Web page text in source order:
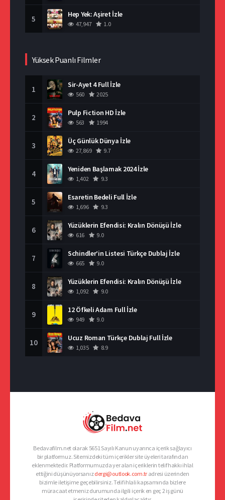
5 Hep Yek: Aşiret İzle
47,947 1.0
Yüksek Puanlı Filmler
1 Sir-Ayet 4 Full İzle
560 2025
2 Pulp Fiction HD İzle
563 1994
3 Üç Günlük Dünya İzle
27,869 9.7
4 Yeniden Başlamak 2024 İzle
1,402 9.3
5 Esaretin Bedeli Full İzle
1,696 9.3
6 Yüzüklerin Efendisi: Kralın Dönüşü İzle
616 9.0
7 Schindler’in Listesi Türkçe Dublaj İzle
665 9.0
8 Yüzüklerin Efendisi: Kralın Dönüşü İzle
1,092 9.0
9 12 Öfkeli Adam Full İzle
949 9.0
10 Ucuz Roman Türkçe Dublaj Full İzle
1,035 8.9
Bedavafilm.net olarak 5651 Sayılı Kanun uyarınca içerik sağlayıcı
bir platformuz. Sitemizdeki tüm içerikler site üyeleri tarafından
eklenmektedir. Platformumuzda yer alan içeriklerin telif hakkı ihlal
ettiğini düşünüyorsanızdergi@outlook.com.tr adresi üzerinden
bizimle iletişime geçebilirsiniz. Telif ihlali kapsamında bizlere
müracaat etmeniz durumunda ilgili içerik en geç 2 iş günü